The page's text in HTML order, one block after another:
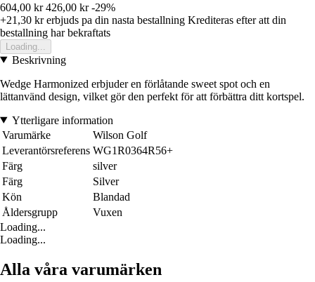
604,00 kr 426,00 kr -29%
+21,30 krerbjuds pa din nasta bestallning Krediteras efter att din
bestallning har bekraftats
Loading...
Beskrivning
Wedge Harmonized erbjuder en förlåtande sweet spot och en
lättanvänd design, vilket gör den perfekt för att förbättra ditt kortspel.
Ytterligare information
Varumärke
Wilson Golf
Leverantörsreferens WG1R0364R56+
Färg
silver
Färg
Silver
Kön
Blandad
Åldersgrupp
Vuxen
Loading...
Loading...
Alla våra varumärken